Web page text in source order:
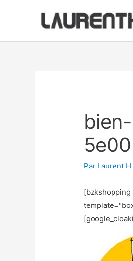
Par Laurent
[bzkshopping